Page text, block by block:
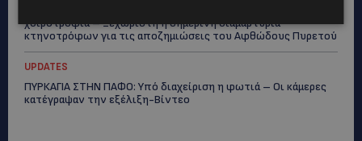
χοιροτροφία – Ξεχωριστή η σημερινή διαμαρτυρία
κτηνοτρόφων για τις αποζημιώσεις του Αφθώδους Πυρετού
UPDATES
ΠΥΡΚΑΓΙΑ ΣΤΗΝ ΠΑΦΟ: Υπό διαχείριση η φωτιά – Οι κάμερες
κατέγραψαν την εξέλιξη-Βίντεο